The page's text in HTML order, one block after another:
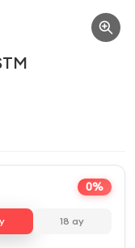
0%
18 ay